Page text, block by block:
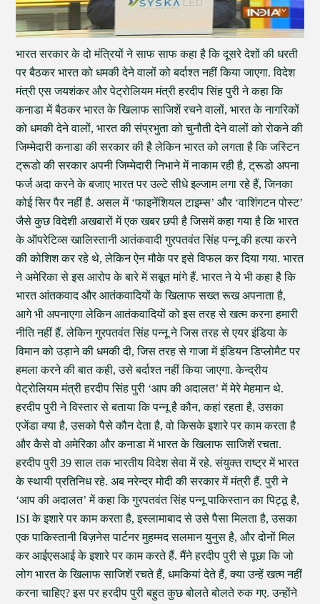
भारत सरकार के दो मंत्रियों ने साफ साफ कहा है कि दूसरे देशों की धरती
पर बैठकर भारत को धमकी देने वालों को बर्दाश्त नहीं किया जाएगा. विदेश
मंत्री एस जयशंकर और पेट्रोलियम मंत्री हरदीप सिंह पुरी ने कहा कि
कनाडा में बैठकर भारत के खिलाफ साजिशें रचने वालों, भारत के नागरिकों
को धमकी देने वालों, भारत की संप्रभुता को चुनौती देने वालों को रोकने की
जिम्मेदारी कनाडा की सरकार की है लेकिन भारत को लगता है कि जस्टिन
ट्रूडो की सरकार अपनी जिम्मेदारी निभाने में नाकाम रही है, ट्रूडो अपना
फर्ज अदा करने के बजाए भारत पर उल्टे सीधे इल्जाम लगा रहे हैं, जिनका
कोई सिर पैर नहीं है. असल में ‘फाइनेंशियल टाइम्स’ और ‘वाशिंगटन पोस्ट’
जैसे कुछ विदेशी अखबारों में एक खबर छपी है जिसमें कहा गया है कि भारत
के ऑपरेटिव्स खालिस्तानी आतंकवादी गुरपतवंत सिंह पन्नू की हत्या करने
की कोशिश कर रहे थे, लेकिन ऐन मौके पर इसे विफल कर दिया गया. भारत
ने अमेरिका से इस आरोप के बारे में सबूत मांगे हैं. भारत ने ये भी कहा है कि
भारत आंतकवाद और आतंकवादियों के खिलाफ सख्त रूख अपनाता है,
आगे भी अपनाएगा लेकिन आतंकवादियों को इस तरह से खत्म करना हमारी
नीति नहीं हैं. लेकिन गुरपतवंत सिंह पन्नू ने जिस तरह से एयर इंडिया के
विमान को उड़ाने की धमकी दी, जिस तरह से गाजा में इंडियन डिप्लोमैट पर
हमला करने की बात कही, उसे बर्दाश्त नहीं किया जाएगा. केन्द्रीय
पेट्रोलियम मंत्री हरदीप सिंह पुरी ‘आप की अदालत’ में मेरे मेहमान थे.
हरदीप पुरी ने विस्तार से बताया कि पन्नू है कौन, कहां रहता है, उसका
एजेंडा क्या है, उसको पैसे कौन देता है, वो किसके इशारे पर काम करता है
और कैसे वो अमेरिका और कनाडा में भारत के खिलाफ साजिशें रचता.
हरदीप पुरी 39 साल तक भारतीय विदेश सेवा में रहे. संयुक्त राष्ट्र में भारत
के स्थायी प्रतिनिध रहे. अब नरेन्द्र मोदी की सरकार में मंत्री हैं. पुरी ने
‘आप की अदालत’ में कहा कि गुरपतवंत सिंह पन्नू पाकिस्तान का पिट्ठू है,
ISI के इशारे पर काम करता है, इस्लामाबाद से उसे पैसा मिलता है, उसका
एक पाकिस्तानी बिज़नेस पार्टनर मुहम्मद सलमान युनुस है, और दोनों मिल
कर आईएसआई के इशारे पर काम करते हैं. मैंने हरदीप पुरी से पूछा कि जो
लोग भारत के खिलाफ साजिशें रचते हैं, धमकियां देते हैं, क्या उन्हें खत्म नहीं
करना चाहिए? इस पर हरदीप पुरी बहुत कुछ बोलते बोलते रुक गए. उन्होंने